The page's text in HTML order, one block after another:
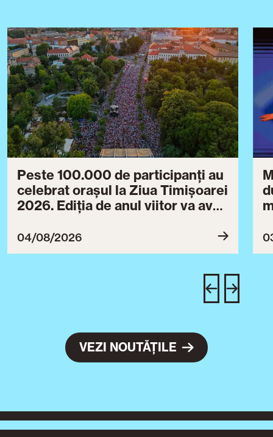
Peste 100.000 de participanți au
celebrat orașul la Ziua Timișoarei
2026. Ediția de anul viitor va avea
04/08/2026
VEZI NOUTĂȚILE